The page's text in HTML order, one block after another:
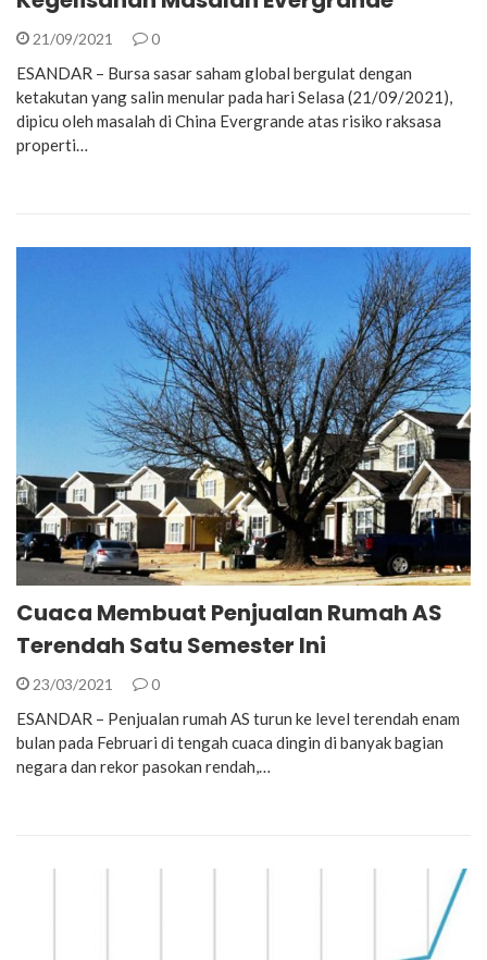
21/09/2021 0
ESANDAR – Bursa sasar saham global bergulat dengan
ketakutan yang salin menular pada hari Selasa (21/09/2021),
dipicu oleh masalah di China Evergrande atas risiko raksasa
properti…
Cuaca Membuat Penjualan Rumah AS
Terendah Satu Semester Ini
23/03/2021 0
ESANDAR – Penjualan rumah AS turun ke level terendah enam
bulan pada Februari di tengah cuaca dingin di banyak bagian
negara dan rekor pasokan rendah,…